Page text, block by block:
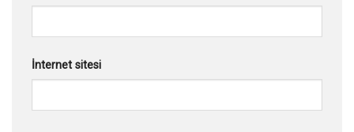
İnternet sitesi